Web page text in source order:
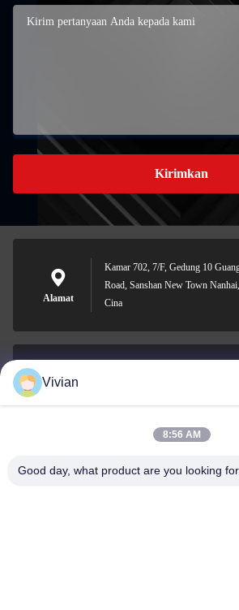
Kirimkan
Alamat
Kamar 702, 7/F, Gedung 10
Road, Sanshan New Town
Cina
0086-158-1879-0524
Vivian
8:56 AM
Good day, what product are you looking